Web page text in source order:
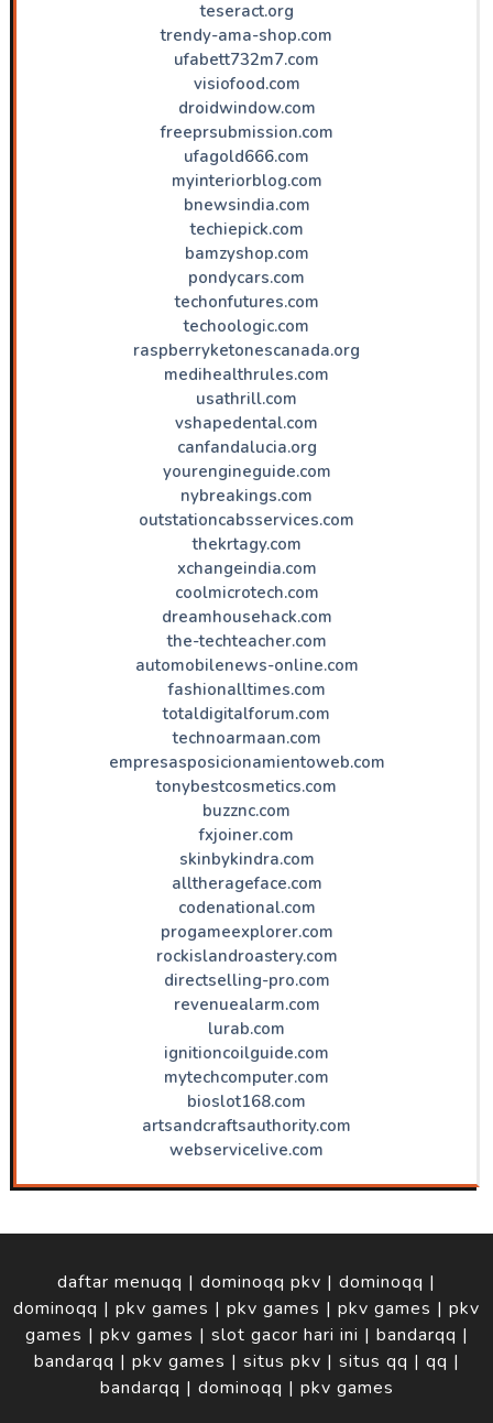
teseract.org
trendy-ama-shop.com
ufabett732m7.com
visiofood.com
droidwindow.com
freeprsubmission.com
ufagold666.com
myinteriorblog.com
bnewsindia.com
techiepick.com
bamzyshop.com
pondycars.com
techonfutures.com
techoologic.com
raspberryketonescanada.org
medihealthrules.com
usathrill.com
vshapedental.com
canfandalucia.org
yourengineguide.com
nybreakings.com
outstationcabsservices.com
thekrtagy.com
xchangeindia.com
coolmicrotech.com
dreamhousehack.com
the-techteacher.com
automobilenews-online.com
fashionalltimes.com
totaldigitalforum.com
technoarmaan.com
empresasposicionamientoweb.com
tonybestcosmetics.com
buzznc.com
fxjoiner.com
skinbykindra.com
alltherageface.com
codenational.com
progameexplorer.com
rockislandroastery.com
directselling-pro.com
revenuealarm.com
lurab.com
ignitioncoilguide.com
mytechcomputer.com
bioslot168.com
artsandcraftsauthority.com
webservicelive.com
daftar menuqq | dominoqq pkv | dominoqq |
dominoqq | pkv games | pkv games | pkv games | pkv
games | pkv games | slot gacor hari ini | bandarqq |
bandarqq | pkv games | situs pkv | situs qq | qq |
bandarqq | dominoqq | pkv games